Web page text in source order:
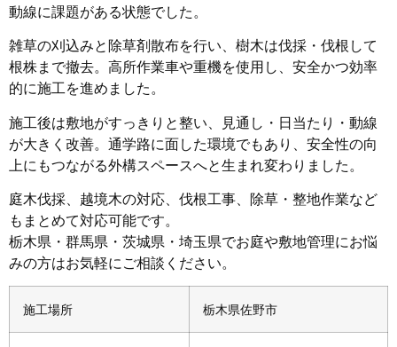
動線に課題がある状態でした。
雑草の刈込みと除草剤散布を行い、樹木は伐採・伐根して
根株まで撤去。高所作業車や重機を使用し、安全かつ効率
的に施工を進めました。
施工後は敷地がすっきりと整い、見通し・日当たり・動線
が大きく改善。通学路に面した環境でもあり、安全性の向
上にもつながる外構スペースへと生まれ変わりました。
庭木伐採、越境木の対応、伐根工事、除草・整地作業など
もまとめて対応可能です。
栃木県・群馬県・茨城県・埼玉県でお庭や敷地管理にお悩
みの方はお気軽にご相談ください。
施工場所 栃木県佐野市